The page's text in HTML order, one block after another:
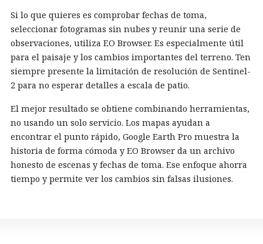
Si lo que quieres es comprobar fechas de toma,
seleccionar fotogramas sin nubes y reunir una serie de
observaciones, utiliza EO Browser. Es especialmente útil
para el paisaje y los cambios importantes del terreno. Ten
siempre presente la limitación de resolución de Sentinel-
2 para no esperar detalles a escala de patio.
El mejor resultado se obtiene combinando herramientas,
no usando un solo servicio. Los mapas ayudan a
encontrar el punto rápido, Google Earth Pro muestra la
historia de forma cómoda y EO Browser da un archivo
honesto de escenas y fechas de toma. Ese enfoque ahorra
tiempo y permite ver los cambios sin falsas ilusiones.